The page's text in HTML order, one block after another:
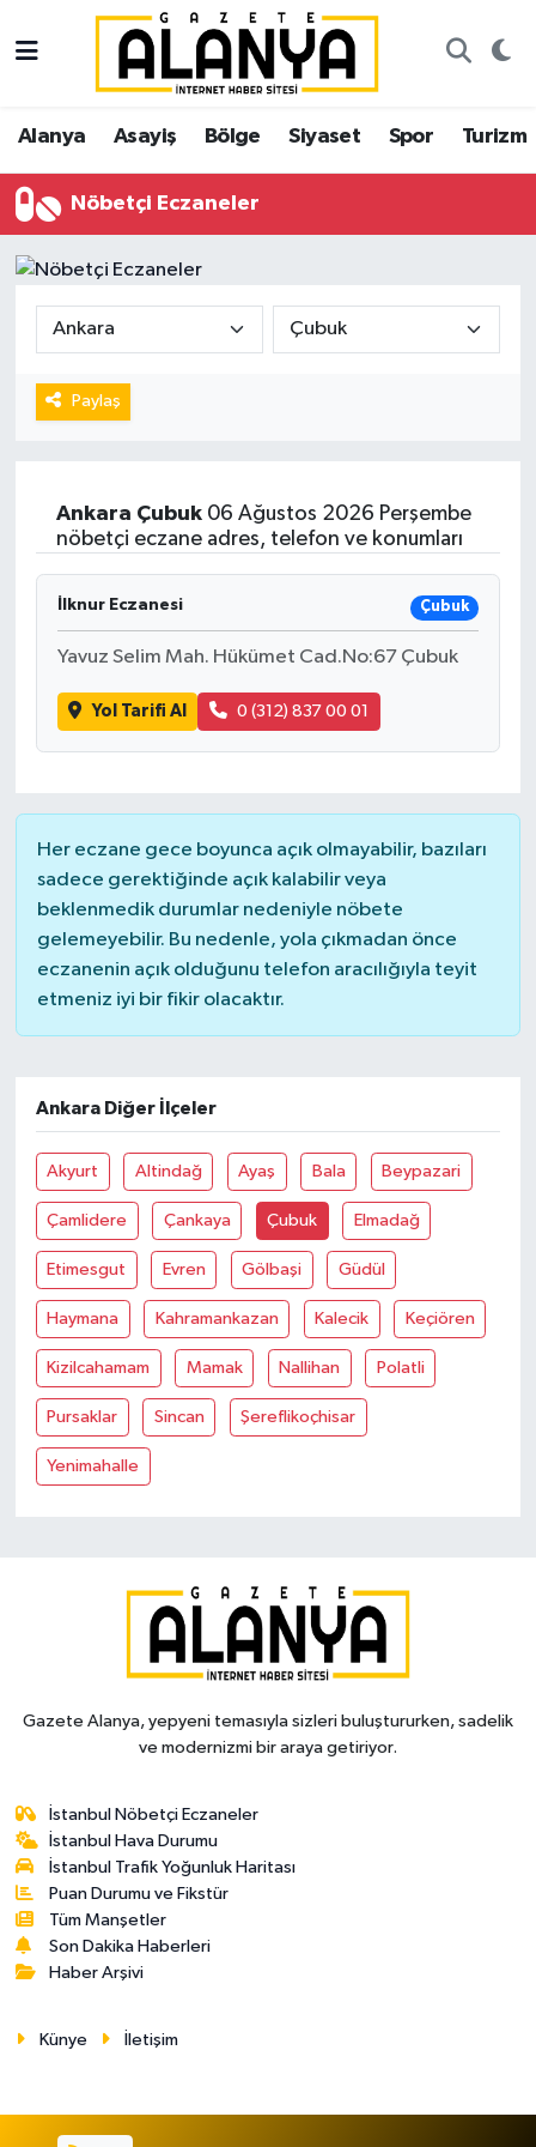
Alanya Asayiş Bölge Siyaset Spor Turizm
Nöbetçi Eczaneler
Paylaş
Ankara Çubuk06 Ağustos 2026 Perşembe
nöbetçi eczane adres, telefon ve konumları
İlknur Eczanesi Çubuk
Yavuz Selim Mah. Hükümet Cad.No:67 Çubuk
Yol Tarifi Al 0 (312) 837 00 01
Her eczane gece boyunca açık olmayabilir, bazıları
sadece gerektiğinde açık kalabilir veya
beklenmedik durumlar nedeniyle nöbete
gelemeyebilir. Bu nedenle, yola çıkmadan önce
eczanenin açık olduğunu telefon aracılığıyla teyit
etmeniz iyi bir fikir olacaktır.
Ankara Diğer İlçeler
Akyurt Altindağ Ayaş Bala Beypazari
Çamlidere Çankaya Çubuk Elmadağ
Etimesgut Evren Gölbaşi Güdül
Haymana Kahramankazan Kalecik Keçiören
Kizilcahamam Mamak Nallihan Polatli
Pursaklar Sincan Şereflikoçhisar
Yenimahalle
Gazete Alanya, yepyeni temasıyla sizleri buluştururken, sadelik
ve modernizmi bir araya getiriyor.
İstanbul Nöbetçi Eczaneler
İstanbul Hava Durumu
İstanbul Trafik Yoğunluk Haritası
Puan Durumu ve Fikstür
Tüm Manşetler
Son Dakika Haberleri
Haber Arşivi
Künye İletişim
Alanya
Asayiş
Bölge
Siyaset
Spor
Turizm
Gazipaşa
İstanbul Nöbetçi Eczaneler
İstanbul Hava Durumu
İstanbul Trafik Yoğunluk Haritası
Süper Lig Puan Durumu ve Fikstür
Tüm Manşetler
Son Dakika Haberleri